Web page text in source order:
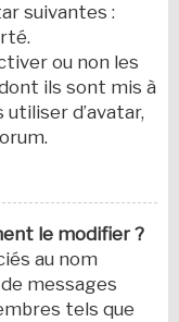
suivantes :
ou non les
ils sont mis à
utiliser d’avatar,
le modifier ?
au nom
messages
tels que